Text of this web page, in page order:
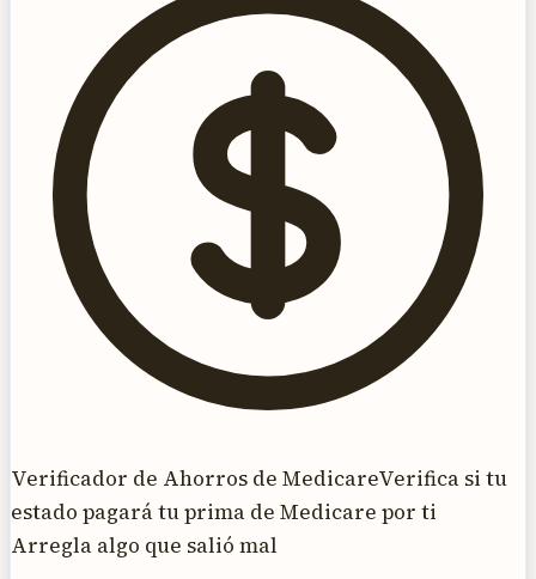
Verificador de Ahorros de MedicareVerifica si tu
estado pagará tu prima de Medicare por ti
Arregla algo que salió mal